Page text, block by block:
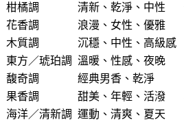
柑橘調
清新、乾淨、中性
花香調
浪漫、女性、優雅
木質調
沉穩、中性、高級感
東方／琥珀調 溫暖、性感、夜晚
馥奇調
經典男香、乾淨
果香調
甜美、年輕、活潑
海洋／清新調 運動、清爽、夏天